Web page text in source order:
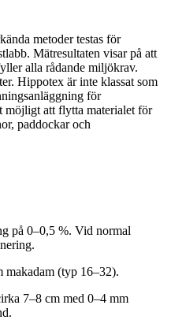
metoder testas för
Mätresultaten visar på att
alla rådande miljökrav.
Hippotex är inte klassat som
för
möjligt att flytta materialet för
paddockar och
på 0–0,5 %. Vid normal
makadam (typ 16–32).
7–8 cm med 0–4 mm